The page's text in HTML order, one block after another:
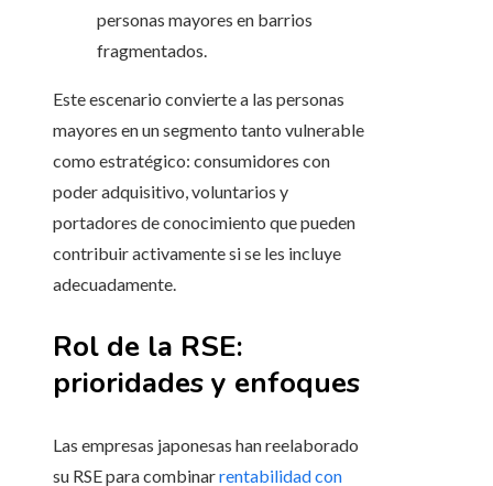
personas mayores en barrios
fragmentados.
Este escenario convierte a las personas
mayores en un segmento tanto vulnerable
como estratégico: consumidores con
poder adquisitivo, voluntarios y
portadores de conocimiento que pueden
contribuir activamente si se les incluye
adecuadamente.
Rol de la RSE:
prioridades y enfoques
Las empresas japonesas han reelaborado
su RSE para combinarrentabilidad con